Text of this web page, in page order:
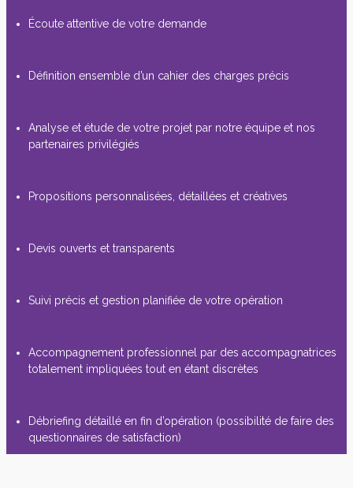
Écoute attentive de votre demande
Définition ensemble d’un cahier des charges précis
Analyse et étude de votre projet par notre équipe et nos
partenaires privilégiés
Propositions personnalisées, détaillées et créatives
Devis ouverts et transparents
Suivi précis et gestion planifiée de votre opération
Accompagnement professionnel par des accompagnatrices
totalement impliquées tout en étant discrètes
Débriefing détaillé en fin d’opération (possibilité de faire des
questionnaires de satisfaction)